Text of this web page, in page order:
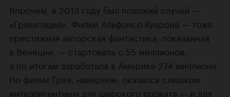
Впрочем, в 2013 году был похожий случай —
«Гравитация» . Фильм Альфонсо Куарона — тоже
престижная авторская фантастика, показанная
в Венеции, — стартовала с 55 миллионов,
а по итогам заработала в Америке 274 миллиона.
Но фильм Грэя, наверное, оказался слишком
интеллигентным для широкого проката — и для